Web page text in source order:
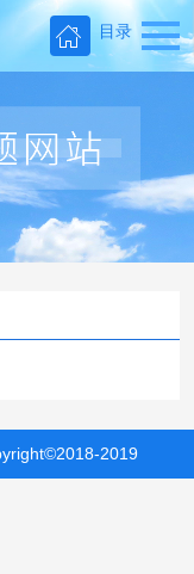
目录
2019